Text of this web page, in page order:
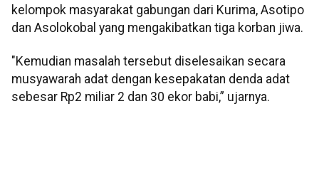
kelompok masyarakat gabungan dari Kurima, Asotipo
dan Asolokobal yang mengakibatkan tiga korban jiwa.
"Kemudian masalah tersebut diselesaikan secara
musyawarah adat dengan kesepakatan denda adat
sebesar Rp2 miliar 2 dan 30 ekor babi,” ujarnya.